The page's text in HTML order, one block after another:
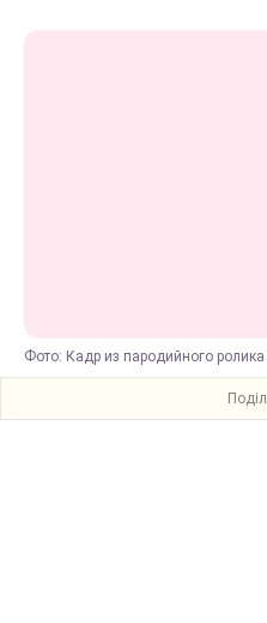
Фото: Кадр из пародийного